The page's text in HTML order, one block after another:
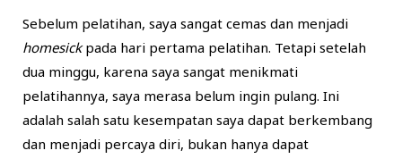
Sebelum pelatihan, saya sangat cemas dan menjadi
homesickpada hari pertama pelatihan. Tetapi setelah
dua minggu, karena saya sangat menikmati
pelatihannya, saya merasa belum ingin pulang. Ini
adalah salah satu kesempatan saya dapat berkembang
dan menjadi percaya diri, bukan hanya dapat